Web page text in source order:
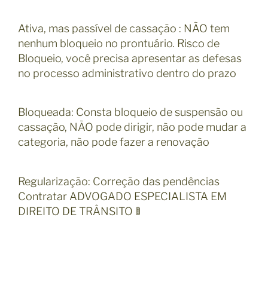
Ativa, mas passível de cassação : NÃO tem
nenhum bloqueio no prontuário. Risco de
Bloqueio, você precisa apresentar as defesas
no processo administrativo dentro do prazo
Bloqueada: Consta bloqueio de suspensão ou
cassação, NÃO pode dirigir, não pode mudar a
categoria, não pode fazer a renovação
Regularização: Correção das pendências
Contratar ADVOGADO ESPECIALISTA EM
DIREITO DE TRÂNSITO 🚦